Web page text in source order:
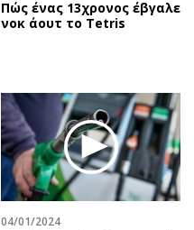
Πώς ένας 13χρονος έβγαλε
νοκ άουτ το Tetris
04/01/2024